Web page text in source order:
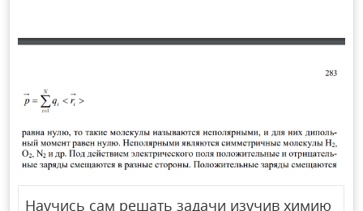
Научись сам решать задачи изучив химию